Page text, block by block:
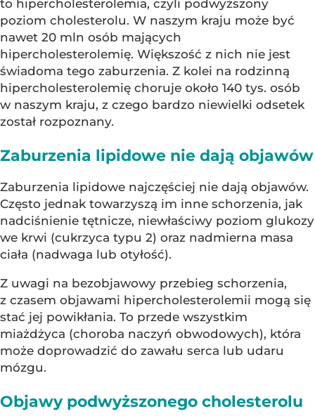
to hipercholesterolemia, czyli podwyższony
poziom cholesterolu. W naszym kraju może być
nawet 20 mln osób mających
hipercholesterolemię. Większość z nich nie jest
świadoma tego zaburzenia. Z kolei na rodzinną
hipercholesterolemię choruje około 140 tys. osób
w naszym kraju, z czego bardzo niewielki odsetek
został rozpoznany.
Zaburzenia lipidowe nie dają objawów
Zaburzenia lipidowe najczęściej nie dają objawów.
Często jednak towarzyszą im inne schorzenia, jak
nadciśnienie tętnicze, niewłaściwy poziom glukozy
we krwi (cukrzyca typu 2) oraz nadmierna masa
ciała (nadwaga lub otyłość).
Z uwagi na bezobjawowy przebieg schorzenia,
z czasem objawami hipercholesterolemii mogą się
stać jej powikłania. To przede wszystkim
miażdżyca (choroba naczyń obwodowych), która
może doprowadzić do zawału serca lub udaru
mózgu.
Objawy podwyższonego cholesterolu